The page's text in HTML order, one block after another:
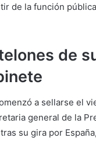
de la función
de
a sellarse el
general de la
su gira por